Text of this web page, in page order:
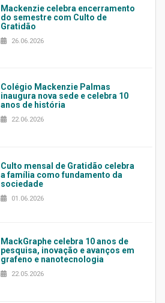
Mackenzie celebra encerramento
do semestre com Culto de
Gratidão
26.06.2026
Colégio Mackenzie Palmas
inaugura nova sede e celebra 10
anos de história
22.06.2026
Culto mensal de Gratidão celebra
a família como fundamento da
sociedade
01.06.2026
MackGraphe celebra 10 anos de
pesquisa, inovação e avanços em
grafeno e nanotecnologia
22.05.2026